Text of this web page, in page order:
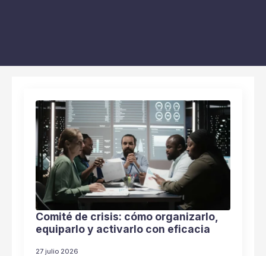
Comité de crisis: cómo organizarlo,
equiparlo y activarlo con eficacia
27 julio 2026